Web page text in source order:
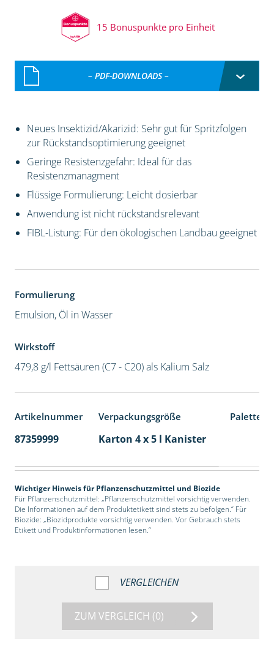
15 Bonuspunkte pro Einheit
– PDF-DOWNLOADS –
Neues Insektizid/Akarizid: Sehr gut für Spritzfolgen
zur Rückstandsoptimierung geeignet
Geringe Resistenzgefahr: Ideal für das
Resistenzmanagment
Flüssige Formulierung: Leicht dosierbar
Anwendung ist nicht rückstandsrelevant
FIBL-Listung: Für den ökologischen Landbau geeignet
Formulierung
Emulsion, Öl in Wasser
Wirkstoff
479,8 g/l Fettsäuren (C7 - C20) als Kalium Salz
Artikelnummer Verpackungsgröße
87359999 Karton 4 x 5 l Kanister
Wichtiger Hinweis für Pflanzenschutzmittel und Biozide
Für Pflanzenschutzmittel: „Pflanzenschutzmittel vorsichtig verwenden.
Die Informationen auf dem Produktetikett sind stets zu befolgen.“ Für
Biozide: „Biozidprodukte vorsichtig verwenden. Vor Gebrauch stets
Etikett und Produktinformationen lesen.“
VERGLEICHEN
ZUM VERGLEICH (0)